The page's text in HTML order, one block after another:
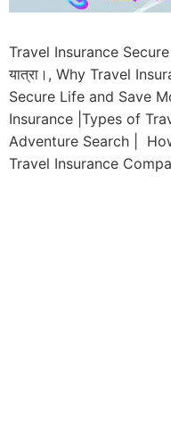
Travel Insurance Secure
यात्रा।, Why Travel
Secure Life and Save
Insurance |Types of
Adventure Search |
Travel Insurance